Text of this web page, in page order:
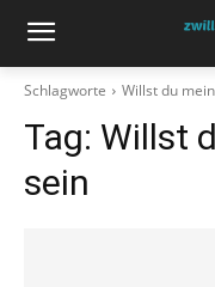
Schlagworte Willst du
Tag: Willst
sein